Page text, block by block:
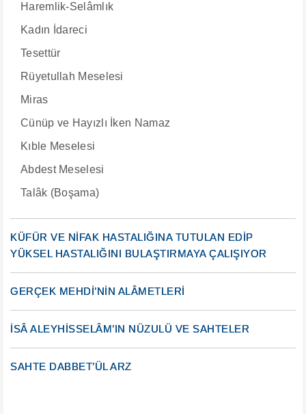
Haremlik-Selâmlık
Kadın İdareci
Tesettür
Rüyetullah Meselesi
Miras
Cünüp ve Hayızlı İken Namaz
Kıble Meselesi
Abdest Meselesi
Talâk (Boşama)
KÜFÜR VE NİFAK HASTALIĞINA TUTULAN EDİP
YÜKSEL HASTALIĞINI BULAŞTIRMAYA ÇALIŞIYOR
GERÇEK MEHDİ’NİN ALÂMETLERİ
İSÂ ALEYHİSSELÂM’IN NÜZULÜ VE SAHTELER
SAHTE DABBET’ÜL ARZ